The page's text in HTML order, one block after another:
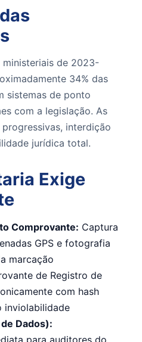
de 2023-
34% das
sistemas de ponto
com a legislação. As
interdição
jurídica total.
Exige
Comprovante: Captura
GPS e fotografia
marcação
de Registro de
com hash
inviolabilidade
Dados):
para auditores do